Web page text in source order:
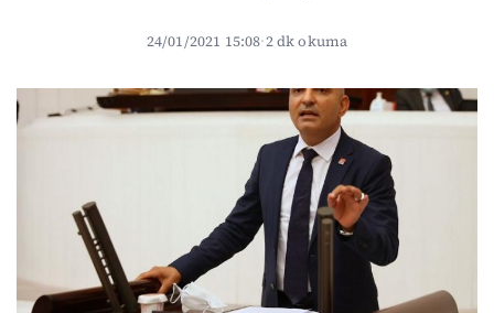
24/01/2021 15:08·2 dk okuma